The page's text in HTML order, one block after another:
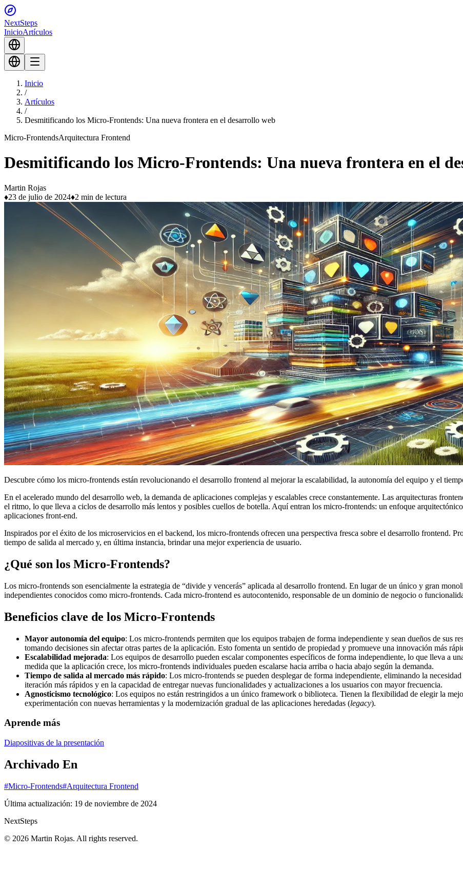
NextSteps
InicioArtículos
Inicio
/
Artículos
/
Desmitificando los Micro-Frontends: Una nueva frontera en el desarrollo web
Micro-FrontendsArquitectura Frontend
Desmitificando los Micro-Frontends: Una nueva frontera en el
Martin Rojas
♦23 de julio de 2024♦2 min de lectura
Descubre cómo los micro-frontends están revolucionando el desarrollo frontend al mejorar la escalabilidad, la autonomía del equipo y el
En el acelerado mundo del desarrollo web, la demanda de aplicaciones complejas y escalables crece constantemente. Las arquitecturas
el ritmo, lo que lleva a ciclos de desarrollo más lentos y posibles cuellos de botella. Aquí entran los micro-frontends: un enfoque
aplicaciones front-end.
Inspirados por el éxito de los microservicios en el backend, los micro-frontends ofrecen una perspectiva fresca sobre el desarrollo frontend.
tiempo de salida al mercado y, en última instancia, brindar una mejor experiencia de usuario.
¿Qué son los Micro-Frontends?
Los micro-frontends son esencialmente la estrategia de “divide y vencerás” aplicada al desarrollo frontend. En lugar de un único y gran
independientes conocidos como micro-frontends. Cada micro-frontend es autocontenido, responsable de un dominio de negocio o
Beneficios clave de los Micro-Frontends
Mayor autonomía del equipo: Los micro-frontends permiten que los equipos trabajen de forma independiente y sean dueños de sus
tomando decisiones sin afectar otras partes de la aplicación. Esto fomenta un sentido de propiedad y promueve una innovación más
Escalabilidad mejorada: Los equipos de desarrollo pueden escalar componentes específicos de forma independiente, lo que lleva a
medida que la aplicación crece, los micro-frontends individuales pueden escalarse hacia arriba o hacia abajo según la demanda.
Tiempo de salida al mercado más rápido: Los micro-frontends se pueden desplegar de forma independiente, eliminando la
iteración más rápidos y en la capacidad de entregar nuevas funcionalidades y actualizaciones a los usuarios con mayor frecuencia.
Agnosticismo tecnológico: Los equipos no están restringidos a un único framework o biblioteca. Tienen la flexibilidad de elegir la
experimentación con nuevas herramientas y la modernización gradual de las aplicaciones heredadas (legacy).
Aprende más
Diapositivas de la presentación
Archivado En
#Micro-Frontends#Arquitectura Frontend
Última actualización: 19 de noviembre de 2024
NextSteps
© 2026 Martin Rojas. All rights reserved.